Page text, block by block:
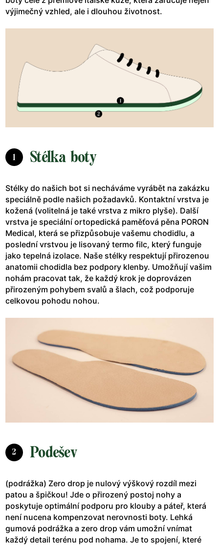
výjimečný vzhled, ale i dlouhou životnost.
1 Stélka boty
Stélky do našich bot si necháváme vyrábět na zakázku
speciálně podle našich požadavků. Kontaktní vrstva je
kožená (volitelná je také vrstva z mikro plyše). Další
vrstva je speciální ortopedická paměťová pěna PORON
Medical, která se přizpůsobuje vašemu chodidlu, a
poslední vrstvou je lisovaný termo filc, který funguje
jako tepelná izolace. Naše stélky respektují přirozenou
anatomii chodidla bez podpory klenby. Umožňují vašim
nohám pracovat tak, že každý krok je doprovázen
přirozeným pohybem svalů a šlach, což podporuje
celkovou pohodu nohou.
2 Podešev
(podrážka) Zero drop je nulový výškový rozdíl mezi
patou a špičkou! Jde o přirozený postoj nohy a
poskytuje optimální podporu pro klouby a páteř, která
není nucena kompenzovat nerovnosti boty. Lehká
gumová podrážka a zero drop vám umožní vnímat
každý detail terénu pod nohama. Je to spojení, které